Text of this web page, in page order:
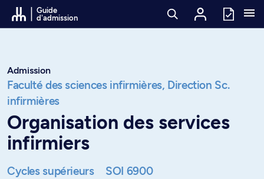
Passer au contenu
Guide
d'admission
Admission
Faculté des sciences infirmières, Direction Sc.
infirmières
Organisation des services
infirmiers
Cycles supérieurs SOI 6900